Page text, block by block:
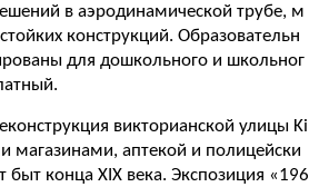
в аэродинамической трубе, м
конструкций. Образовательн
для дошкольного и школьног
викторианской улицы Ki
магазинами, аптекой и полицейски
быт конца XIX века. Экспозиция «196